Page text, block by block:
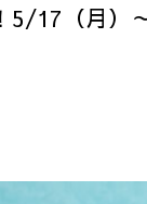
5/17（月）